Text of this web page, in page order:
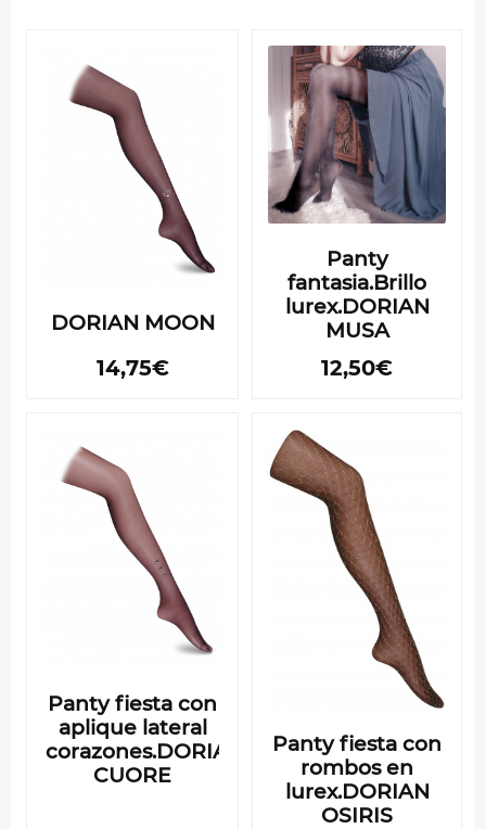
DORIAN MOON
14,75€
Panty
fantasia.Brillo
lurex.DORIAN
MUSA
12,50€
Panty fiesta con
aplique lateral
corazones.DORIAN
CUORE
Panty fiesta con
rombos en
lurex.DORIAN
OSIRIS